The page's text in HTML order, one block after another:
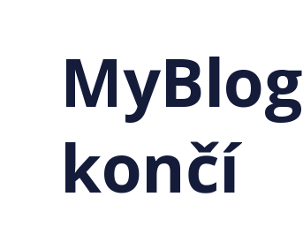
končí